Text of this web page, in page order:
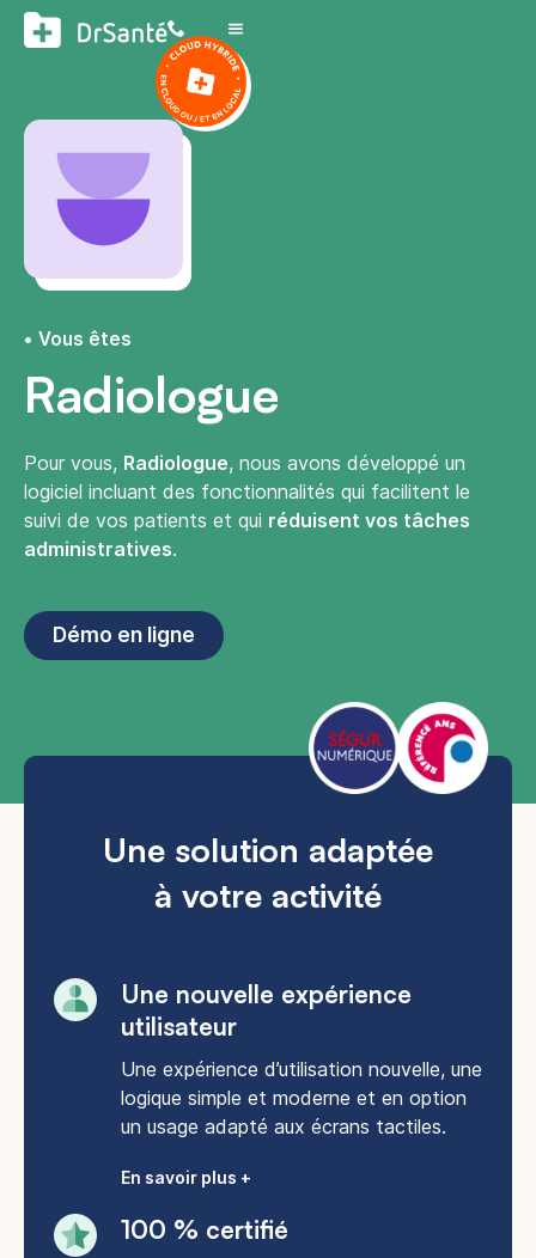
Vous êtes
Radiologue
Pour vous, Radiologue, nous avons développé un
logiciel incluant des fonctionnalités qui facilitent le
suivi de vos patients et qui réduisent vos tâches
administratives.
Démo en ligne
Une solution adaptée
à votre activité
Une nouvelle expérience
utilisateur​
Une expérience d’utilisation nouvelle, une
logique simple et moderne et en option
un usage adapté aux écrans tactiles.
En savoir plus +
100 % certifié